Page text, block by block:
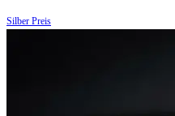
Silber Preis